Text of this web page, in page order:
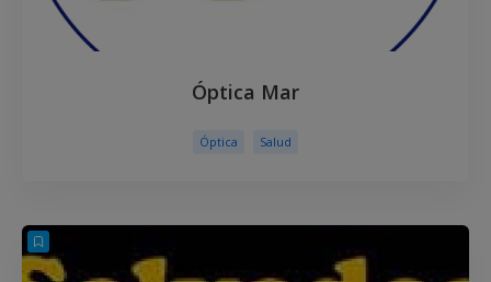
Óptica Mar
Óptica Salud